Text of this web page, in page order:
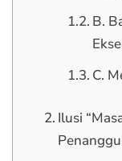
B.
C.
Ilusi